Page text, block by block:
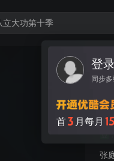
登
同步
首3 月每月 15
视
张